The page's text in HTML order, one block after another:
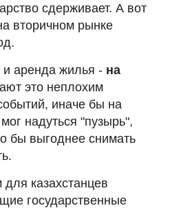
сдерживает. А вот
вторичном рынке
аренда жилья - на
это неплохим
иначе бы на
надуться "пузырь",
бы выгоднее снимать
казахстанцев
государственные